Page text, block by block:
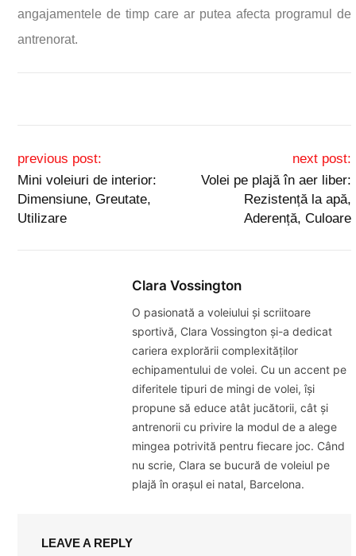
angajamentele de timp care ar putea afecta programul de
antrenorat.
Post navigation
previous post:
Mini voleiuri de interior:
Dimensiune, Greutate,
Utilizare
next post:
Volei pe plajă în aer liber:
Rezistență la apă,
Aderență, Culoare
Clara Vossington
O pasionată a voleiului și scriitoare
sportivă, Clara Vossington și-a dedicat
cariera explorării complexităților
echipamentului de volei. Cu un accent pe
diferitele tipuri de mingi de volei, își
propune să educe atât jucătorii, cât și
antrenorii cu privire la modul de a alege
mingea potrivită pentru fiecare joc. Când
nu scrie, Clara se bucură de voleiul pe
plajă în orașul ei natal, Barcelona.
LEAVE A REPLY